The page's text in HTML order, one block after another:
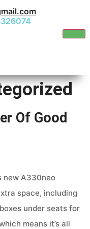
Of Good
new A330neo
space, including
under seats for
means it’s all